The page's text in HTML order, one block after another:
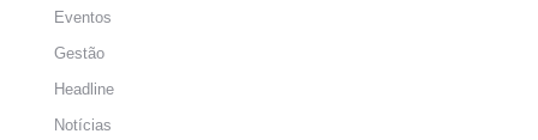
Eventos
Gestão
Headline
Notícias